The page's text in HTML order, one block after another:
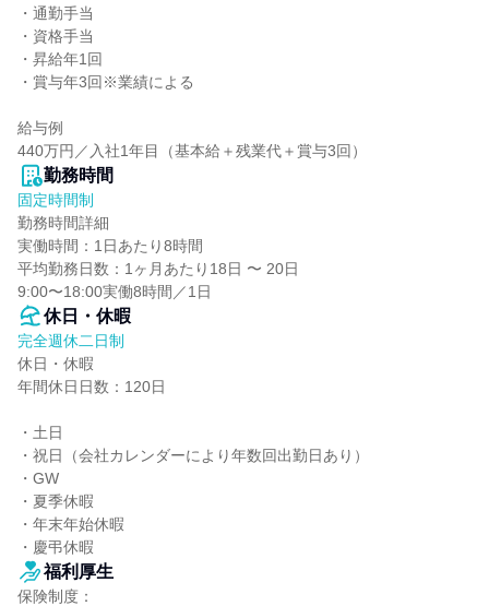
・通勤⼿当
・資格⼿当
・昇給年1回
・賞与年3回※業績による
給与例
440万円／⼊社1年⽬（基本給＋残業代＋賞与3回）
勤務時間
固定時間制
勤務時間詳細
実働時間：1日あたり8時間
平均勤務日数：1ヶ月あたり18日 〜 20日
9:00〜18:00実働8時間／1⽇
休日・休暇
完全週休二日制
休日・休暇
年間休日日数：120日
・⼟⽇
・祝⽇（会社カレンダーにより年数回出勤⽇あり）
・GW
・夏季休暇
・年末年始休暇
・慶弔休暇
福利厚生
保険制度：